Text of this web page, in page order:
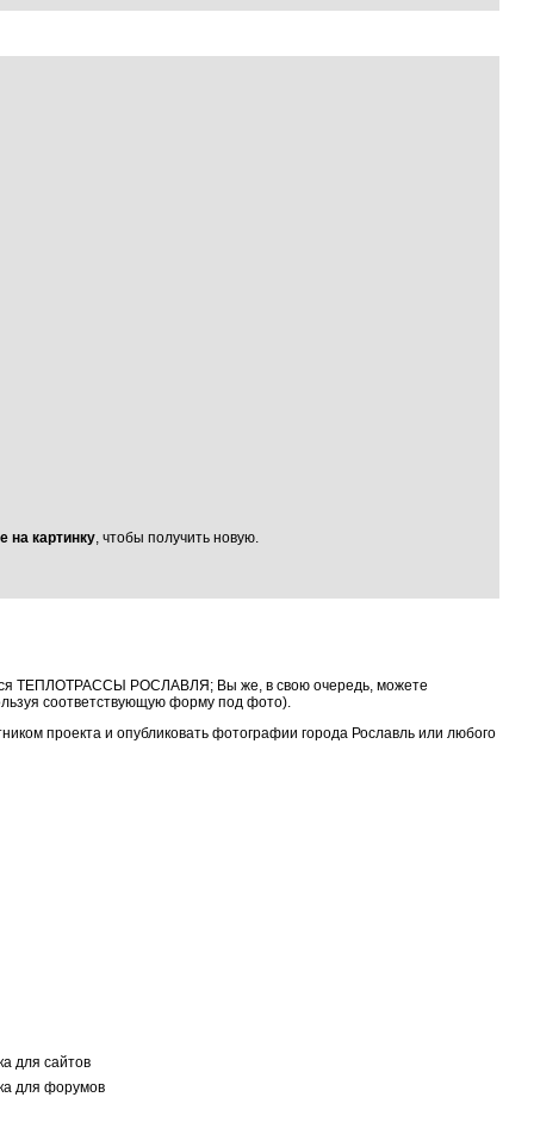
на картинку, чтобы получить новую.
ТЕПЛОТРАССЫ РОСЛАВЛЯ; Вы же, в свою очередь, можете
соответствующую форму под фото).
проекта и опубликовать фотографии города Рославль или любого
для сайтов
для форумов